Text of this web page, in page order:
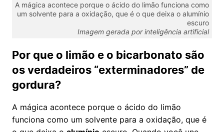
A mágica acontece porque o ácido do limão funciona como
um solvente para a oxidação, que é o que deixa o alumínio
escuro
Imagem gerada por inteligência artificial
Por que o limão e o bicarbonato são
os verdadeiros “exterminadores” de
gordura?
A mágica acontece porque o ácido do limão
funciona como um solvente para a oxidação, que é